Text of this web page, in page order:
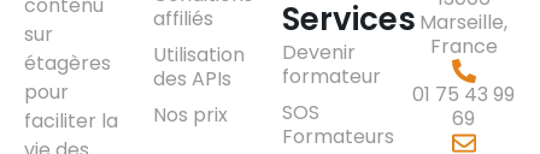
contenu
sur
étagères
pour
faciliter la
affiliés
Utilisation
des APIs
Nos prix
Services
Devenir
formateur
SOS
Formateurs
Marseille,
France
01 75 43 99
69